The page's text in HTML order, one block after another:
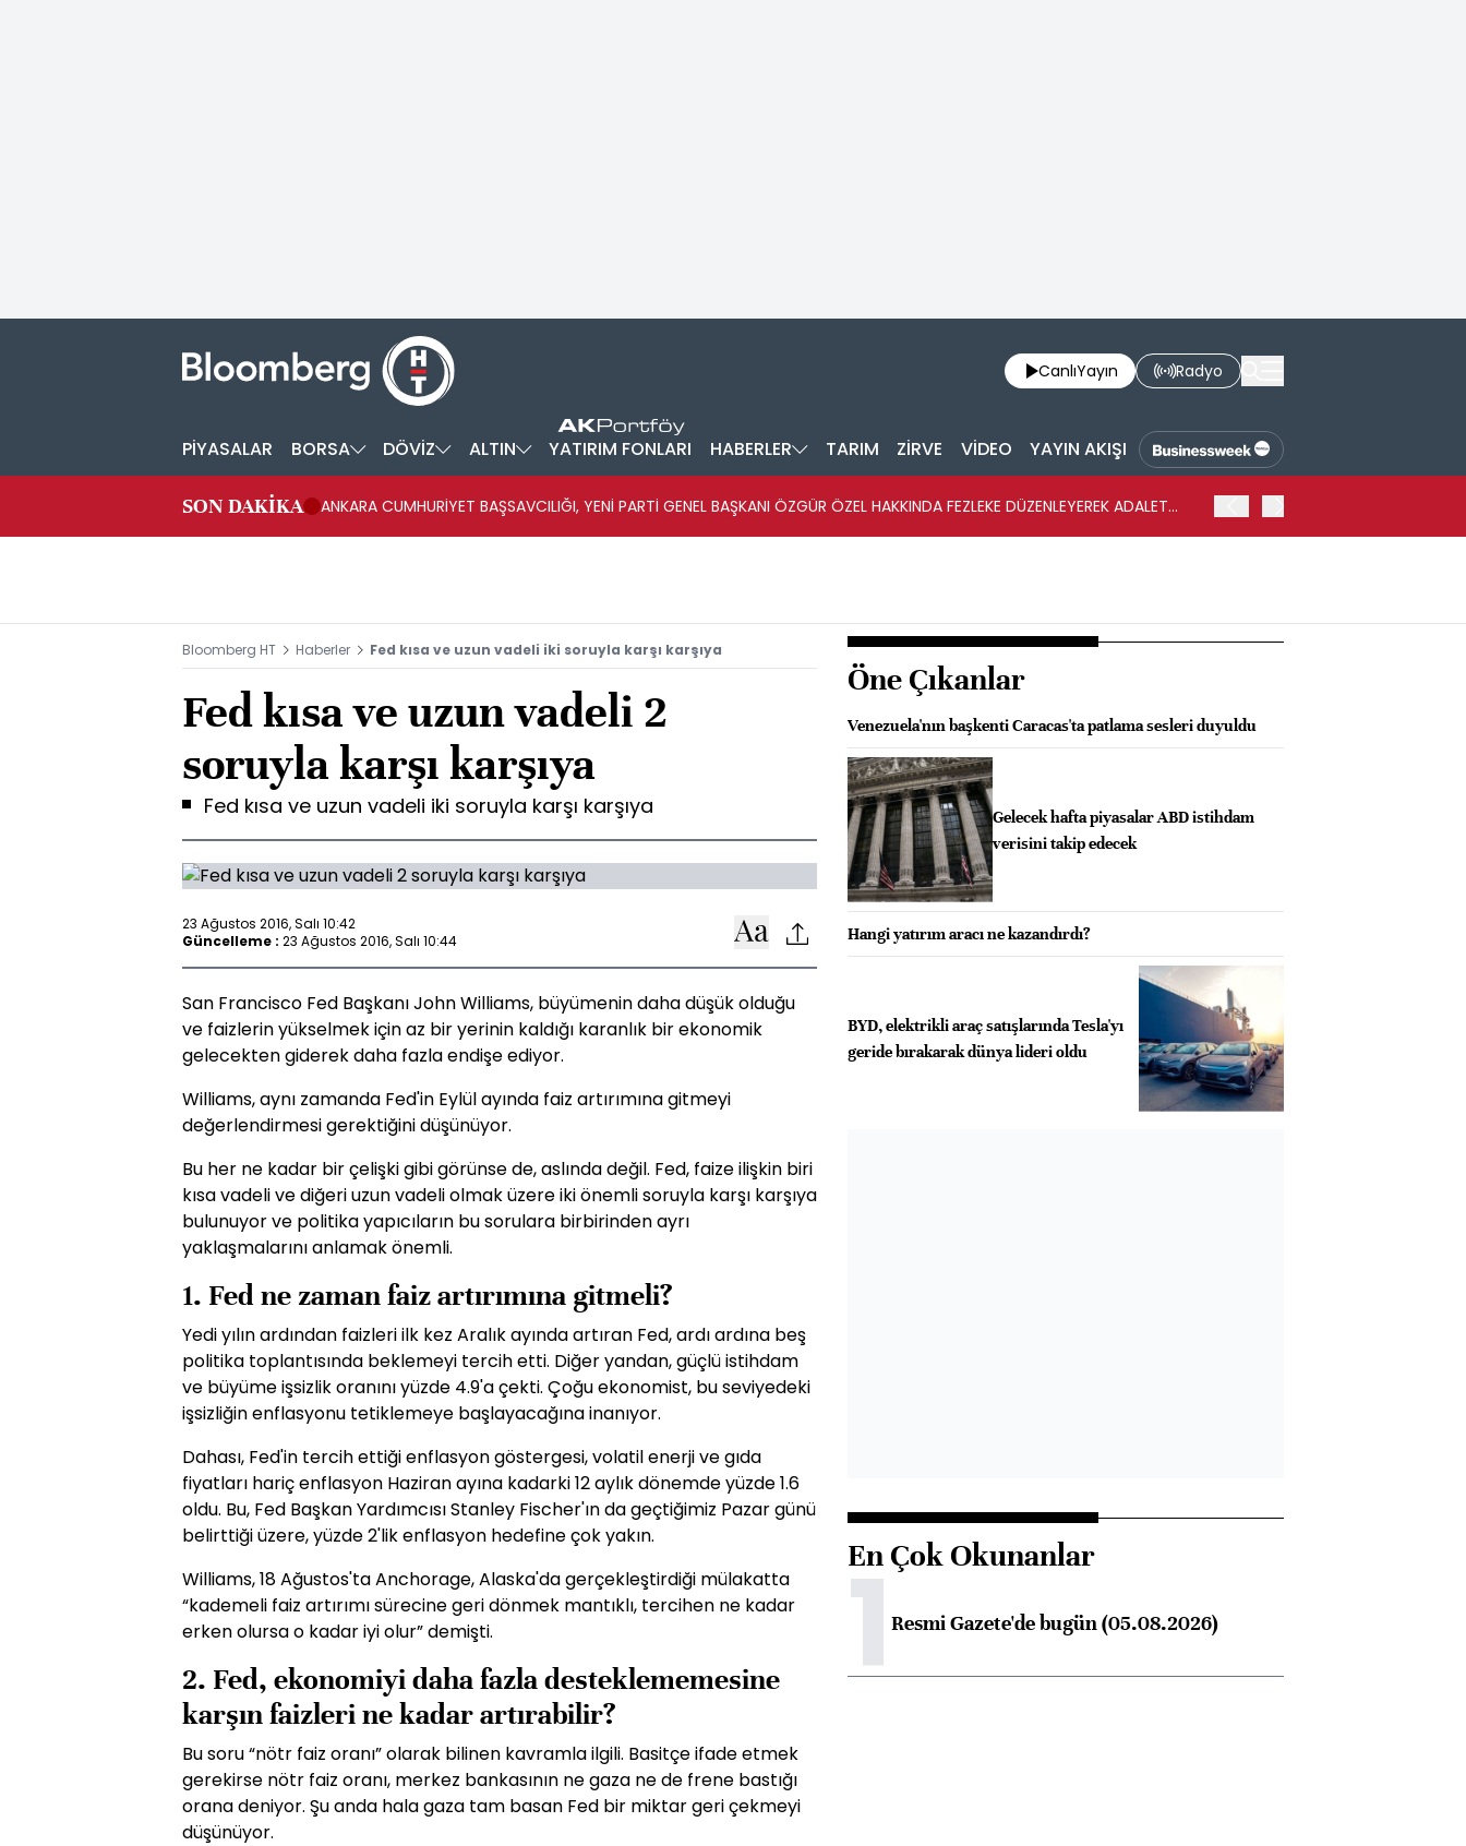
CanlıYayın Radyo
PİYASALAR BORSA DÖVİZ ALTIN YATIRIM FONLARI HABERLER TARIM ZİRVE VİDEO YAYIN AKIŞI
SON DAKİKA
ANKARA CUMHURİYET BAŞSAVCILIĞI, YENİ PARTİ GENEL BAŞKANI ÖZGÜR ÖZEL HAKKINDA FEZLEKE DÜZENLEYEREK ADALET
Bloomberg HT Haberler Fed kısa ve uzun vadeli iki soruyla karşı karşıya
Fed kısa ve uzun vadeli 2
soruyla karşı karşıya
Fed kısa ve uzun vadeli iki soruyla karşı karşıya
23 Ağustos 2016, Salı 10:42
Güncelleme : 23 Ağustos 2016, Salı 10:44
San Francisco Fed Başkanı John Williams, büyümenin daha düşük olduğu
ve faizlerin yükselmek için az bir yerinin kaldığı karanlık bir ekonomik
gelecekten giderek daha fazla endişe ediyor.
Williams, aynı zamanda Fed'in Eylül ayında faiz artırımına gitmeyi
değerlendirmesi gerektiğini düşünüyor.
Bu her ne kadar bir çelişki gibi görünse de, aslında değil. Fed, faize ilişkin biri
kısa vadeli ve diğeri uzun vadeli olmak üzere iki önemli soruyla karşı karşıya
bulunuyor ve politika yapıcıların bu sorulara birbirinden ayrı
yaklaşmalarını anlamak önemli.
1. Fed ne zaman faiz artırımına gitmeli?
Yedi yılın ardından faizleri ilk kez Aralık ayında artıran Fed, ardı ardına beş
politika toplantısında beklemeyi tercih etti. Diğer yandan, güçlü istihdam
ve büyüme işsizlik oranını yüzde 4.9'a çekti. Çoğu ekonomist, bu seviyedeki
işsizliğin enflasyonu tetiklemeye başlayacağına inanıyor.
Dahası, Fed'in tercih ettiği enflasyon göstergesi, volatil enerji ve gıda
fiyatları hariç enflasyon Haziran ayına kadarki 12 aylık dönemde yüzde 1.6
oldu. Bu, Fed Başkan Yardımcısı Stanley Fischer'ın da geçtiğimiz Pazar günü
belirttiği üzere, yüzde 2'lik enflasyon hedefine çok yakın.
Williams, 18 Ağustos'ta Anchorage, Alaska'da gerçekleştirdiği mülakatta
“kademeli faiz artırımı sürecine geri dönmek mantıklı, tercihen ne kadar
erken olursa o kadar iyi olur” demişti.
2. Fed, ekonomiyi daha fazla desteklememesine
karşın faizleri ne kadar artırabilir?
Bu soru “nötr faiz oranı” olarak bilinen kavramla ilgili. Basitçe ifade etmek
gerekirse nötr faiz oranı, merkez bankasının ne gaza ne de frene bastığı
orana deniyor. Şu anda hala gaza tam basan Fed bir miktar geri çekmeyi
düşünüyor.
Öne Çıkanlar
Venezuela'nın başkenti Caracas'ta patlama sesleri duyuldu
Gelecek hafta piyasalar ABD istihdam
verisini takip edecek
Hangi yatırım aracı ne kazandırdı?
BYD, elektrikli araç satışlarında Tesla'yı
geride bırakarak dünya lideri oldu
En Çok Okunanlar
1Resmi Gazete'de bugün (05.08.2026)